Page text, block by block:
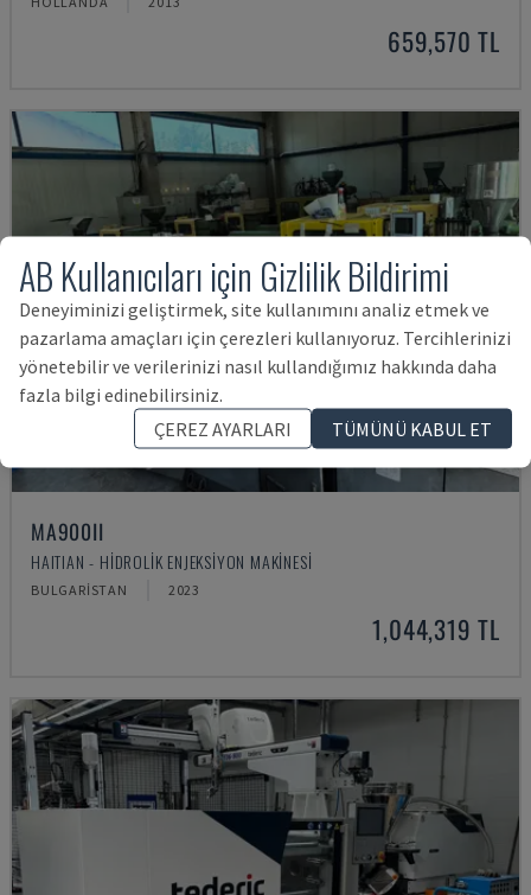
659,570 TL
MA900ІІ
HAITIAN - HIDROLIK ENJEKSIYON MAKINESI
BULGARISTAN 2023
1,044,319 TL
AB Kullanıcıları için Gizlilik Bildirimi
Deneyiminizi geliştirmek, site kullanımını analiz etmek ve
pazarlama amaçları için çerezleri kullanıyoruz. Tercihlerinizi
yönetebilir ve verilerinizi nasıl kullandığımız hakkında daha
fazla bilgi edinebilirsiniz.
ÇEREZ AYARLARI
TÜMÜNÜ KABUL ET